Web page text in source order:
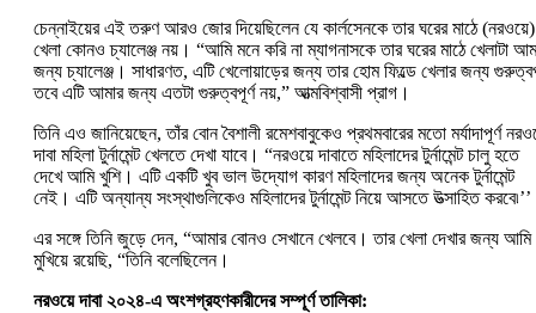
চেন্নাইয়ের এই তরুণ আরও জোর দিয়েছিলেন যে কার্লসেনকে তার ঘরের মাঠে (নরওয়ে)
খেলা কোনও চ্যালেঞ্জ নয়। “আমি মনে করি না ম্যাগনাসকে তার ঘরের মাঠে খেলাটা
জন্য চ্যালেঞ্জ। সাধারণত, এটি খেলোয়াড়ের জন্য তার হোম ফিল্ডে খেলার জন্য
তবে এটি আমার জন্য এতটা গুরুত্বপূর্ণ নয়,” আত্মবিশ্বাসী প্রাগ।
তিনি এও জানিয়েছেন, তাঁর বোন বৈশালী রমেশবাবুকেও প্রথমবারের মতো মর্যাদাপূর্ণ
দাবা মহিলা টুর্নামেন্ট খেলতে দেখা যাবে। “নরওয়ে দাবাতে মহিলাদের টুর্নামেন্ট চালু হতে
দেখে আমি খুশি। এটি একটি খুব ভাল উদ্যোগ কারণ মহিলাদের জন্য অনেক টুর্নামেন্ট
নেই। এটি অন্যান্য সংস্থাগুলিকেও মহিলাদের টুর্নামেন্ট নিয়ে আসতে উত্সাহিত করবে৷’’
এর সঙ্গে তিনি জুড়ে দেন, “আমার বোনও সেখানে খেলবে। তার খেলা দেখার জন্য আমি
মুখিয়ে রয়েছি, “তিনি বলেছিলেন।
নরওয়ে দাবা ২০২৪-এ অংশগ্রহণকারীদের সম্পূর্ণ তালিকা: